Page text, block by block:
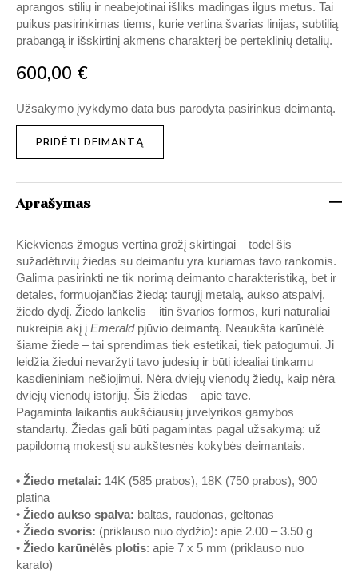
aprangos stilių ir neabejotinai išliks madingas ilgus metus. Tai
puikus pasirinkimas tiems, kurie vertina švarias linijas, subtilią
prabangą ir išskirtinį akmens charakterį be perteklinių detalių.
600,00 €
Užsakymo įvykdymo data bus parodyta pasirinkus deimantą.
PRIDĖTI DEIMANTĄ
Aprašymas
Kiekvienas žmogus vertina grožį skirtingai – todėl šis
sužadėtuvių žiedas su deimantu yra kuriamas tavo rankomis.
Galima pasirinkti ne tik norimą deimanto charakteristiką, bet ir
detales, formuojančias žiedą: taurųjį metalą, aukso atspalvį,
žiedo dydį. Žiedo lankelis – itin švarios formos, kuri natūraliai
nukreipia akį į Emeraldpjūvio deimantą. Neaukšta karūnėlė
šiame žiede – tai sprendimas tiek estetikai, tiek patogumui. Ji
leidžia žiedui nevaržyti tavo judesių ir būti idealiai tinkamu
kasdieniniam nešiojimui. Nėra dviejų vienodų žiedų, kaip nėra
dviejų vienodų istorijų. Šis žiedas – apie tave.
Pagaminta laikantis aukščiausių juvelyrikos gamybos
standartų. Žiedas gali būti pagamintas pagal užsakymą: už
papildomą mokestį su aukštesnės kokybės deimantais.
• Žiedo metalai: 14K (585 prabos), 18K (750 prabos), 900
platina
• Žiedo aukso spalva: baltas, raudonas, geltonas
• Žiedo svoris: (priklauso nuo dydžio): apie 2.00 – 3.50 g
• Žiedo karūnėlės plotis: apie 7 x 5 mm (priklauso nuo
karato)